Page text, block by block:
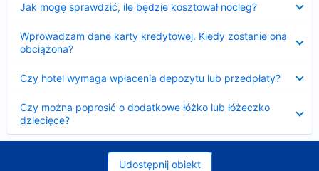
Jak mogę sprawdzić, ile będzie kosztował nocleg?
Wprowadzam dane karty kredytowej. Kiedy zostanie ona
obciążona?
Czy hotel wymaga wpłacenia depozytu lub przedpłaty?
Czy można poprosić o dodatkowe łóżko lub łóżeczko
dziecięce?
Udostępnij obiekt